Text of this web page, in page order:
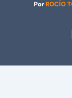
PorROCÍO